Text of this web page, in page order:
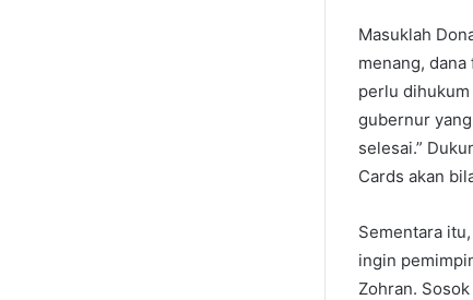
Masuklah
menang,
perlu
gubernur
selesai.”
Cards akan
Sementara
ingin
Zohran.